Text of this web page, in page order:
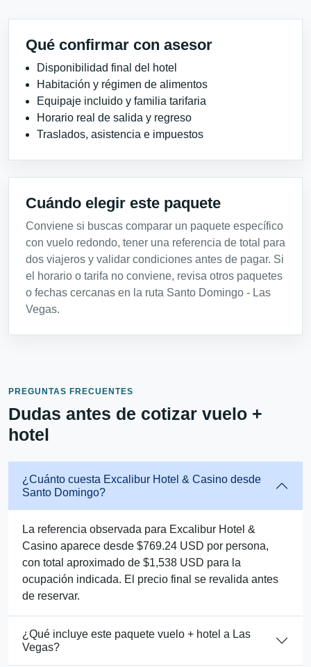
Qué confirmar con asesor
Disponibilidad final del hotel
Habitación y régimen de alimentos
Equipaje incluido y familia tarifaria
Horario real de salida y regreso
Traslados, asistencia e impuestos
Cuándo elegir este paquete
Conviene si buscas comparar un paquete específico
con vuelo redondo, tener una referencia de total para
dos viajeros y validar condiciones antes de pagar. Si
el horario o tarifa no conviene, revisa otros paquetes
o fechas cercanas en la ruta Santo Domingo - Las
Vegas.
PREGUNTAS FRECUENTES
Dudas antes de cotizar vuelo +
hotel
¿Cuánto cuesta Excalibur Hotel & Casino desde
Santo Domingo?
La referencia observada para Excalibur Hotel &
Casino aparece desde $769.24 USD por persona,
con total aproximado de $1,538 USD para la
ocupación indicada. El precio final se revalida antes
de reservar.
¿Qué incluye este paquete vuelo + hotel a Las
Vegas?